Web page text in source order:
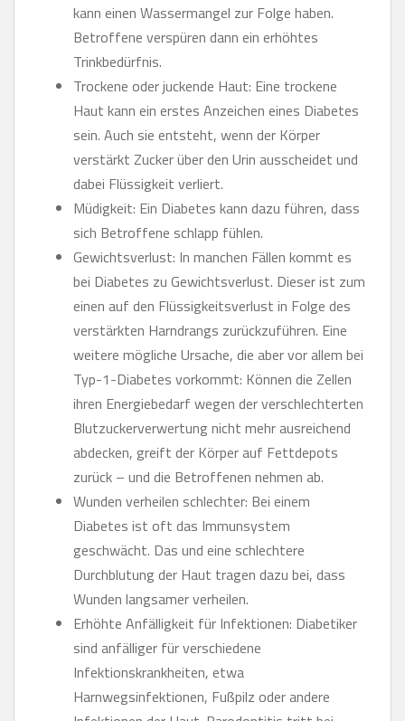
kann einen Wassermangel zur Folge haben.
Betroffene verspüren dann ein erhöhtes
Trinkbedürfnis.
Trockene oder juckende Haut: Eine trockene
Haut kann ein erstes Anzeichen eines Diabetes
sein. Auch sie entsteht, wenn der Körper
verstärkt Zucker über den Urin ausscheidet und
dabei Flüssigkeit verliert.
Müdigkeit: Ein Diabetes kann dazu führen, dass
sich Betroffene schlapp fühlen.
Gewichtsverlust: In manchen Fällen kommt es
bei Diabetes zu Gewichtsverlust. Dieser ist zum
einen auf den Flüssigkeitsverlust in Folge des
verstärkten Harndrangs zurückzuführen. Eine
weitere mögliche Ursache, die aber vor allem bei
Typ-1-Diabetes vorkommt: Können die Zellen
ihren Energiebedarf wegen der verschlechterten
Blutzuckerverwertung nicht mehr ausreichend
abdecken, greift der Körper auf Fettdepots
zurück – und die Betroffenen nehmen ab.
Wunden verheilen schlechter: Bei einem
Diabetes ist oft das Immunsystem
geschwächt. Das und eine schlechtere
Durchblutung der Haut tragen dazu bei, dass
Wunden langsamer verheilen.
Erhöhte Anfälligkeit für Infektionen: Diabetiker
sind anfälliger für verschiedene
Infektionskrankheiten, etwa
Harnwegsinfektionen, Fußpilz oder andere